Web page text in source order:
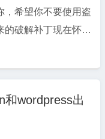
，希望你不要使用盗
的破解补丁现在怀疑
出来钓鱼的，
的路一样，先让你
都是忙于打官司，
和wordpress出